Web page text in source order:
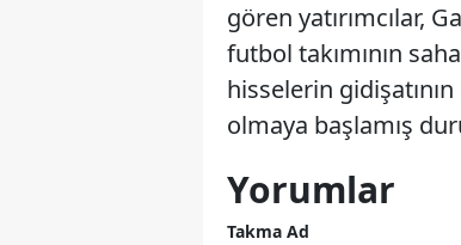
gören yatırımcılar,
futbol takımının
hisselerin
olmaya başlamış
Yorumlar
Takma Ad